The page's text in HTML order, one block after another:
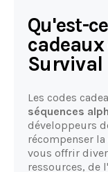
Qu'est-
Survival
Les codes
séquences
développeurs
récompenser
vous offrir
ressources, de